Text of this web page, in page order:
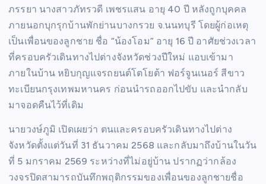
ภรรยา นางสาวภัทรวดี เพชรแสน อายุ 40 ปี หลังถูกบุคคล
ภายนอกบุกรุกบ้านพักย่านบางกรวย จ.นนทบุรี โดยผู้ก่อเหตุ
เป็นเพื่อนของลูกชาย ชื่อ “น้องโอม” อายุ 16 ปี อาศัยช่วงเวลา
ที่ครอบครัวเดินทางไปต่างจังหวัดช่วงปีใหม่ แอบเข้ามา
ภายในบ้าน หยิบกุญแจรถยนต์โตโยต้า ฟอร์จูนเนอร์ สีขาว
ทะเบียนกรุงเทพมหานคร ก่อนนำรถออกไปขับ และนำกลับ
มาจอดคืนไว้ที่เดิม
นายวงษ์ภูมิ เปิดเผยว่า ตนและครอบครัวเดินทางไปต่าง
จังหวัดตั้งแต่วันที่ 31 ธันวาคม 2568 และกลับมาถึงบ้านในวัน
ที่ 5 มกราคม 2569 ระหว่างที่ไม่อยู่บ้าน ปรากฏว่ากล้อง
วงจรปิดสามารถบันทึกพฤติกรรมของเพื่อนของลูกชายชื่อ